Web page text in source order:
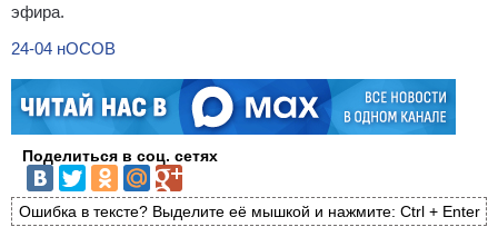
эфира.
24-04 нОСОВ
Поделиться в соц. сетях
Ошибка в тексте? Выделите её мышкой и нажмите: Ctrl + Enter